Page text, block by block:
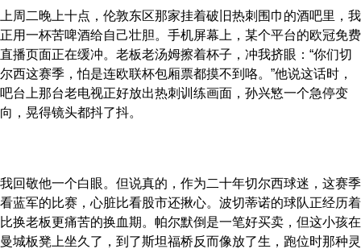
上周二晚上十点，伦敦东区那家挂着破旧热刺围巾的酒吧里，我
正用一杯苦啤酒给自己壮胆。手机屏幕上，某个平台的欧冠免费
直播页面正在缓冲。老板老汤姆擦着杯子，冲我挤眼：“你们切
尔西这赛季，怕是连欧联杯包厢票都摸不到咯。”他说这话时，
吧台上那台老电视正好放出热刺训练画面，孙兴慜一个急停变
向，晃得镜头都抖了抖。
我回敬他一个白眼。但说真的，作为二十年切尔西球迷，这赛季
看蓝军的比赛，心脏比看股市还揪心。波切蒂诺的球队正经历着
比换老板更痛苦的换血期。帕尔默倒是一笔好买卖，但这小孩在
曼城板凳上坐久了，到了斯坦福桥反而像放了生，跑位时那种灵